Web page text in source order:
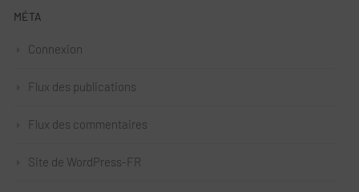
MÉTA
Connexion
Flux des publications
Flux des commentaires
Site de WordPress-FR